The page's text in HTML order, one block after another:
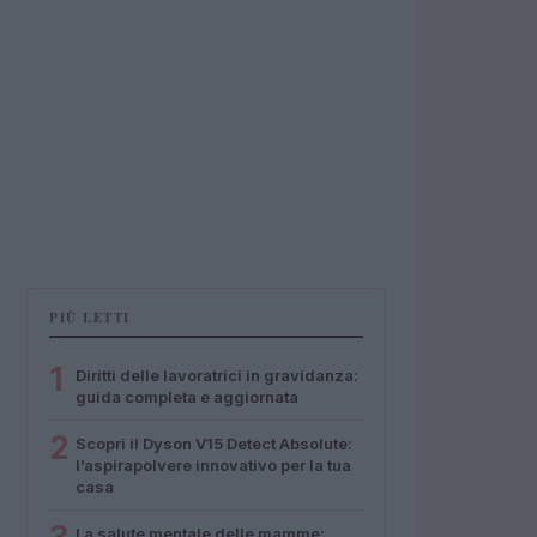
PIÙ LETTI
1
Diritti delle lavoratrici in gravidanza:
guida completa e aggiornata
2 Scopri il Dyson V15 Detect Absolute:
l’aspirapolvere innovativo per la tua
casa